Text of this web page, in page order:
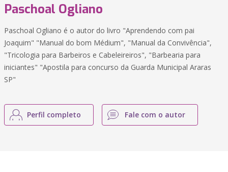
Paschoal Ogliano
Paschoal Ogliano é o autor do livro "Aprendendo com pai
Joaquim" "Manual do bom Médium", "Manual da Convivência",
"Tricologia para Barbeiros e Cabeleireiros", "Barbearia para
iniciantes" "Apostila para concurso da Guarda Municipal Araras
SP"
Perfil completo Fale com o autor